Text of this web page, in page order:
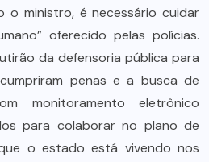
o ministro, é necessário cuidar
oferecido pelas polícias.
da defensoria pública para
penas e a busca de
monitoramento eletrônico
para colaborar no plano de
o estado está vivendo nos